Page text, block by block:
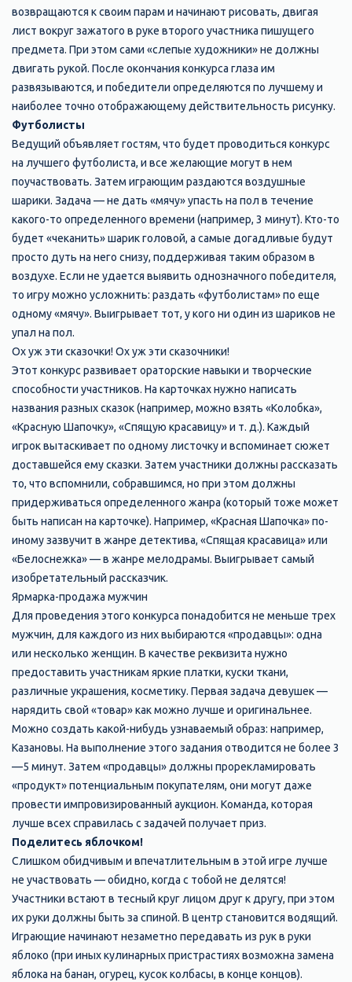
возвращаются к своим парам и начинают рисовать, двигая
лист вокруг зажатого в руке второго участника пишущего
предмета. При этом сами «слепые художники» не должны
двигать рукой. После окончания конкурса глаза им
развязываются, и победители определяются по лучшему и
наиболее точно отображающему действительность рисунку.
Футболисты
Ведущий объявляет гостям, что будет проводиться конкурс
на лучшего футболиста, и все желающие могут в нем
поучаствовать. Затем играющим раздаются воздушные
шарики. Задача — не дать «мячу» упасть на пол в течение
какого-то определенного времени (например, 3 минут). Кто-то
будет «чеканить» шарик головой, а самые догадливые будут
просто дуть на него снизу, поддерживая таким образом в
воздухе. Если не удается выявить однозначного победителя,
то игру можно усложнить: раздать «футболистам» по еще
одному «мячу». Выигрывает тот, у кого ни один из шариков не
упал на пол.
Ох уж эти сказочки! Ох уж эти сказочники!
Этот конкурс развивает ораторские навыки и творческие
способности участников. На карточках нужно написать
названия разных сказок (например, можно взять «Колобка»,
«Красную Шапочку», «Спящую красавицу» и т. д.). Каждый
игрок вытаскивает по одному листочку и вспоминает сюжет
доставшейся ему сказки. Затем участники должны рассказать
то, что вспомнили, собравшимся, но при этом должны
придерживаться определенного жанра (который тоже может
быть написан на карточке). Например, «Красная Шапочка» по-
иному зазвучит в жанре детектива, «Спящая красавица» или
«Белоснежка» — в жанре мелодрамы. Выигрывает самый
изобретательный рассказчик.
Ярмарка-продажа мужчин
Для проведения этого конкурса понадобится не меньше трех
мужчин, для каждого из них выбираются «продавцы»: одна
или несколько женщин. В качестве реквизита нужно
предоставить участникам яркие платки, куски ткани,
различные украшения, косметику. Первая задача девушек —
нарядить свой «товар» как можно лучше и оригинальнее.
Можно создать какой-нибудь узнаваемый образ: например,
Казановы. На выполнение этого задания отводится не более 3
—5 минут. Затем «продавцы» должны прорекламировать
«продукт» потенциальным покупателям, они могут даже
провести импровизированный аукцион. Команда, которая
лучше всех справилась с задачей получает приз.
Поделитесь яблочком!
Слишком обидчивым и впечатлительным в этой игре лучше
не участвовать — обидно, когда с тобой не делятся!
Участники встают в тесный круг лицом друг к другу, при этом
их руки должны быть за спиной. В центр становится водящий.
Играющие начинают незаметно передавать из рук в руки
яблоко (при иных кулинарных пристрастиях возможна замена
яблока на банан, огурец, кусок колбасы, в конце концов).